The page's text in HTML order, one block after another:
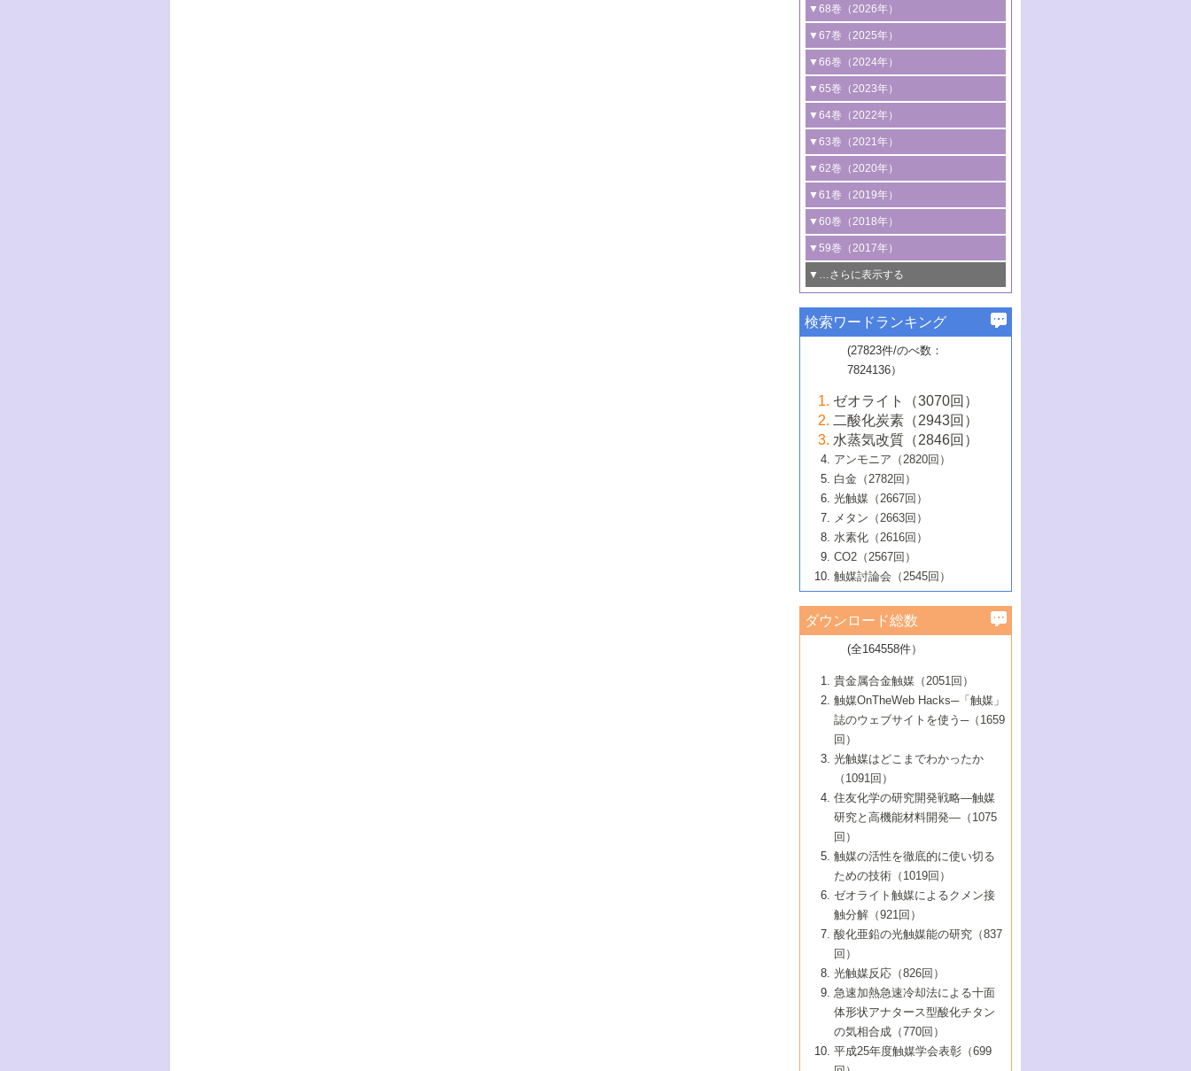
▼68巻（2026年）
1号 過酸化水素合成に関する研究動向
2号 コンピューター技術により加速する
触媒開発
3号 有機分子変換やCO 資源化のための
光触媒に関する最近の研究
B号 第137回触媒討論会（2026年）
▼67巻（2025年）
1号 CO
水素化によるグリーン燃料/グリ
ーンケミカル製造
2号 水素製造のための水分解技術に関す
る最近の研究
3号 オレフィン系樹脂の精密合成に関す
る最新技術
4号 アルコール類の効率的変換を実現す
る非貴金属触媒の研究動向
5号 ゼオライトの合成と応用における研
究動向
6号 ヘテロ接合界面
B号 第135回触媒討論会（2025年）
▼66巻（2024年）
1号 低次元ナノ構造を有する触媒材料
2号 規制反応場を活用した固体触媒研究
の新展開
3号 未踏分子変換を目指した酸化触媒プ
ロセスの最前線
4号 シンクロトロン放射光および中性子
線を利用した触媒解析技術の最先端
5号 単原子触媒
6号 参照触媒委員会からのお知らせ
B号 第133回触媒討論会（2023年）
▼65巻（2023年）
1号 炭素が関わる触媒機能
2号 プラスチックケミカルリサイクルの
ための触媒技術
3号 非酸化物系金属化合物を基盤とした
触媒材料の開発
4号 格子酸素・格子酸素欠陥を利用した
触媒反応
5号 生体触媒によるエネルギー変換反応
6号 窒素とリンの循環のための触媒・機
能性材料
▼64巻（2022年）
1号 合成ガス製造とCOを用いるケミカル
ズ合成の最新動向
2号 化学品合成のための合金触媒開発
3号 CO の排出削減および有効活用のた
めの触媒技術
4号 若手による情報発信企画～とびたて
若き触媒の研究者たち～（1）
若き触媒の研究者たち～（2）
6号 石油のノーブル・ユースを志向した
触媒技術
大学：オンライン・対面開催）
▼63巻（2021年）
1号 金触媒の新展開
2号 ペロブスカイト
3号 特殊反応場を利用した触媒的分子変
換反応
4号 多孔質材料を用いた触媒の新展開
5号 情報学的手法を用いた触媒開発
6号 カーボンニュートラルに向けた電解
技術
B号 第127回触媒討論会（2021年・オン
ライン開催(Zoom)のみ）
▼62巻（2020年）
1号 触媒設計を拓く欠陥構造のキャラク
タリゼーション
2号 機能化学品製造に資するクリーンな
触媒的酸化反応
3号 水処理のための触媒化学
4号 光触媒を用いた水分解の最新の研究
動向
5号 次世代の触媒プロセスを支えるマイ
6号 メタン転換技術の最新動向
B号 第125回触媒討論会（2020年・工学
院大学）
▼61巻（2019年）
1号 物質移動制御に着目した触媒プロセ
ス開発
2号 CO2 フリー水素サプライチェーンに
関わる触媒開発動向
3号 精密高分子合成に関する最近の研究
動向
4号 バイオマス化成品製造のための触媒
5号 固体触媒による含窒素有機化合物変
換の最前線
6号 貴金属使用量低減に向けた自動車排
ガス浄化触媒の開発
B号 第123回触媒討論会（2019年・大阪
▼60巻（2018年）
1号 固体酸触媒の最新の研究動向
2号 二酸化炭素からの有用化学品合成
3号 ナノ粒子・クラスター触媒の最前線
4号 60周年記念企画
5号 進化するゼオライト合成技術
6号 非貴金属系触媒における電気化学的
B号 第121回触媒討論会（2018年・東京
大学）
▼59巻（2017年）
1号 いたるところに，触媒
最先端技術
3号 無機分離膜材料の開発と触媒反応プ
ロセスへの適用
5号 水素のふるまいを解き明かす最先端
研究
6号 低級アルカンの有効利用のための触
媒技術
B号 第119回触媒討論会（2017年・首都
大学東京）
▼…さらに表示する
1号 ユニークな構造の高分子を生み出す触
2号 リグニンからの化成品製造に向けた触
媒技術
3号 触媒研究の最先端～とびたて若き研究
者たち～（1）
4号 触媒研究の最先端～とびたて若き研究
者たち～（2）
5号 触媒研究の最先端～とびたて若き研究
者たち～（3）
6号 イオニクス材料と燃料電池・電解合成
の最新の研究動向
B号 第117回触媒討論会（2016年・大阪府
立大学）
▼57巻（2015年）
1号 水素キャリアにかかわる触媒技術の新
2号 石油精製用触媒の最近の進展
3号 固体酸化物形燃料電池（SOFC）におけ
るアノード触媒上での燃料直接改質技術
4号 コアシェル構造の制御による触媒機能
5号 工業触媒およびその周辺技術の最近の
進歩
6号 ナノシート
B号 第115回触媒討論会（2015年・成蹊大
▼56巻（2014年）
2号 光触媒反応機構に関する最新の研究動
向
開発動向
4号 人工光合成に向けた近年のアプローチ
5号 未利用熱エネルギーの有効活用に貢献
する触媒技術
6号 ポリオキソメタレート
B号 第113回触媒討論会（2014年・ロワジ
ールホテル豊橋）
1号 高耐久性燃料電池システム用触媒にお
ける新展開
2号 リビングラジカル重合の最近の動向
3号 天然ガスの化学工業的展開に関する触
媒技術
4号 貴金属触媒の精密構造制御とその活用
5号 バイオマス化成品製造のための固体触
6号 ナノ空間─吸着状態解析から新機能開拓
B号 第111回触媒討論会（2013年・関西大
▼54巻（2012年）
1号 規則性多孔体の利用技術における最近
の進歩
2号 第109回触媒討論会
3号 貴金属低減技術の最新動向
4号 貴金属代替技術の最新動向
5号 光触媒による物質変換反応の新展開
6号 グラフェン
7号 水素を利用する化成品合成の新潮流
▼53巻（2011年）
1号 金属学から見る合金触媒の新展開
2号 第107回触媒討論会
3号 触媒のその場観察法の進歩（１）
4号 触媒のその場観察法の進歩（２）
5号 不活性結合の触媒的活性化による有機
合成
6号 新しい固体酸触媒技術
7号 ゼオライト合成における最近の進歩
▼52巻（2010年）
1号 触媒の劣化対策と長寿命触媒開発
2号 第105回触媒討論会
3号 ナノ構造が拓く新機能
4号 活性サイトおよびその環境の精密な設
計による触媒の高機能化
5号 触媒を有効に使うための技術
7号 有機分子触媒による精密有機合成
8号 高機能化ポリオレフィンに向けた重合
触媒の最近の進展
1号 炭素材料－熱い注目を集める材料－
2号 第103回触媒討論会
3号 環境浄化用光触媒の現状と課題
4号 水素社会の実現に向けた水素製造・貯
蔵技術の進歩
5号 CO2が関わる触媒・材料
7号 持続可能社会実現のための触媒および
触媒関連技術
▼50巻（2008年）
1号 触媒化学と学会のこの10年，半世紀，
そして未来
2号 第101回触媒討論会
4号 錯体を利用したユニークな表面構造の
構築と機能
5号 若手会員による触媒研究の未来展望1：
企業編
6号 第102回触媒討論会
7号 触媒・化学反応における計算化学の進
8号 若手研究者による触媒研究の未来展望
2：大学・研究所編
▼49巻（2007年）
1号 含フッ素化合物の合成と触媒
2号 第99回触媒討論会
3号 実用的ファインケミカル合成プロセス
を実現する触媒
5号 こんな物質，あんな物質―新たな触媒
の可能性―
7号 『結晶の化学』を活かした触媒研究
8号 イオン液体の応用
▼48巻（2006年）
1号 固体酸触媒の最近の進歩
2号 第97回触媒討論会
3号 リビング重合触媒の最近の展開
5号 水素製造・貯蔵のための触媒技術の新
しい展開
6号 第98回触媒討論会
7号 基礎化学品製造の触媒技術
8号 多機能型リアクター
1号 最近の触媒担体とその効果
2号 第95回触媒討論会
4号 水分解用光触媒材料
5号 時間分解分光の進歩と応用
6号 第96回触媒討論会
8号 超臨界流体を用いた化学プロセスの新
▼46巻（2004年）
1号 部分酸化反応触媒の最前線
2号 第93回触媒討論会
3号 特殊エネルギー場の触媒反応
4号 生体内における金属の触媒作用
5号 ファインケミカルズの展開に寄与する
6号 第94回触媒討論会
7号 サブナノレベルでみた新しい表面現象
8号 オレフィン重合触媒の新たな展
▼45巻（2003年）
1号 なぜこの触媒が良いのか？
2号 第91回触媒討論会
3号 最近の自動車排ガス処理技術
4号 触媒研究の現状と将来─第90回触媒討論
5号 基礎化学品製造の触媒技術
6号 第92回触媒討論会
7号 基礎化学品製造の触媒技術
8号 資源の循環と触媒技術
▼44巻（2002年）
1号 高次制御された触媒の化学
2号 第89回触媒討論会
3号 触媒を利用した電気化学の新展開
4号 ナノ材料の調製と機能化
5号 こんな触媒が欲しい
6号 第90回触媒討論会
7号 触媒研究と学術雑誌/情報
8号 若い世代からみた触媒化学の現状と未
▼43巻（2001年）
1号 グリーンケミストリーと触媒
2号 第87回触媒討論会特集号
3号 生体触媒とバイオプロセス
4号 水素製造・利用の触媒化学
5号 触媒研究における新しい切り口：コン
ビナトリアルケミストリー
6号 第88回触媒討論会特集号
7号 企業における触媒研究のブレークスル
8号 この材料を触媒として使ってみません
▼42巻（2000年）
1号 触媒反応工学の明日を拓く
2号 第85回触媒討論会
3号 反応ダイナミクス
5号 触媒のおもしろさをどのように伝える
6号 第86回触媒討論会
7号 水素化精製触媒の新しい展開
8号 新しい反応性と機能性を目指した金属
クラスタ-化学
▼41巻（1999年）
1号 孔、穴、あな?-特異な空間とその利用-
2号 第83回触媒討論会
3号 均一系触媒反応最前線
4号 実用炭素材料の新展開
5号 研究の方法論を考える
7号 機能性金属材料と触媒
8号 触媒研究へのNMRの応用と展望
▼40巻（1998年）
進展と21世紀への提言/創立40周年記念・触
媒学会この10年の歩みとこれから/創立40周
2号 第81回触媒討論会
3号 計算機触媒化学へのさそい
4号 触媒劣化の制御と予測
5号 最新の実用プロセスと触媒
6号 第82回触媒討論会
7号 ナノ構造体の化学
8号 あの反応は今
1号 均一系と不均一系触媒反応-その特徴と
接点
2号 第79回触媒討論会
3号 最新NO除去触媒の実用化研究
4号 新しい反応場を目指した触媒調製
5号 反応・分離技術の新しい展開
6号 第80回触媒討論会
8号 AFMでみる世界
▼38巻（1996年）
1号 触媒の構造と触媒作用/C1化学を中心と
する21世紀への触媒
3号 オリンピックメダル:金・銀・銅はどん
な触媒作用を示すか
4号 触媒作用における機能の複合化
5号 未来を拓け！若手研究者
6号 第78回触媒討論会
7号 ダイナミックな領域への触媒研究の展
開/C1化学を中心とする21世紀への触媒
▼37巻（1995年）
1号 ファインケミカルズと固体触媒
2号 第75回触媒討論会
3号 希土類を利用した触媒
4号 触媒とリサイクル
5号 エネルギー変換触媒
6号 第76回触媒討論会
7号 表面吸着相の新しい展開
8号 マイクロポーラス・クリスタル触媒の
▼36巻（1994年）
1号 電気化学と触媒
2号 第73回触媒討論会
3号 C4化学の展開
4号 《通常号》
5号 《通常号》
6号 第74回触媒討論会
▼35巻（1993年）
1号 工業触媒開発マニュアル―探索から工
業化まで
2号 第71回触媒討論会
3号 研究開発のうらおもて―着想と展開
4号 触媒劣化と寿命の予測
5号 環境に優しい触媒
▼34巻（1992年）
1号 インパクトを与えたこの研究
2号 第69回触媒討論会
3号 ケミカルズ合成触媒―新しい展開と応
▼33巻（1991年）
1号 触媒プロセス開発マニュアル―探索か
ら工業化まで，知っておきたいこと PartII
2号 第67回触媒討論会
▼32巻（1990年）
1号 21世紀に向けて触媒研究の飛躍をめざ
す―触媒化学の裾野を広げよう
2号 第65回触媒討論会
▼31巻（1989年）
1号 情報科学と反応設計・材料設計
▼30巻（1988年）
検索ワードランキング
(27823件/のべ数：
7824136）
ゼオライト（3070回）
二酸化炭素（2943回）
水蒸気改質（2846回）
アンモニア（2820回）
白金（2782回）
光触媒（2667回）
メタン（2663回）
水素化（2616回）
CO2（2567回）
触媒討論会（2545回）
ダウンロード総数
(全164558件）
貴金属合金触媒（2051回）
触媒OnTheWeb Hacks─「触媒」
誌のウェブサイトを使う─（1659
回）
光触媒はどこまでわかったか
（1091回）
住友化学の研究開発戦略―触媒
研究と高機能材料開発―（1075
回）
触媒の活性を徹底的に使い切る
ための技術（1019回）
ゼオライト触媒によるクメン接
触分解（921回）
酸化亜鉛の光触媒能の研究（837
回）
光触媒反応（826回）
急速加熱急速冷却法による十面
体形状アナタース型酸化チタン
の気相合成（770回）
平成25年度触媒学会表彰（699